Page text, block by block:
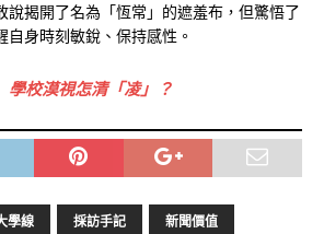
說揭開了名為「恆常」的遮羞布，但驚悟了
身時刻敏銳、保持感性。
校漠視怎清「凌」？
學線 採訪手記 新聞價值